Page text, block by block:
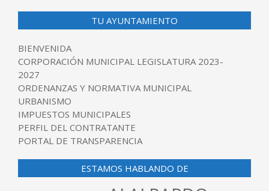
TU AYUNTAMIENTO
BIENVENIDA
CORPORACIÓN MUNICIPAL LEGISLATURA 2023-
2027
ORDENANZAS Y NORMATIVA MUNICIPAL
URBANISMO
IMPUESTOS MUNICIPALES
PERFIL DEL CONTRATANTE
PORTAL DE TRANSPARENCIA
ESTAMOS HABLANDO DE